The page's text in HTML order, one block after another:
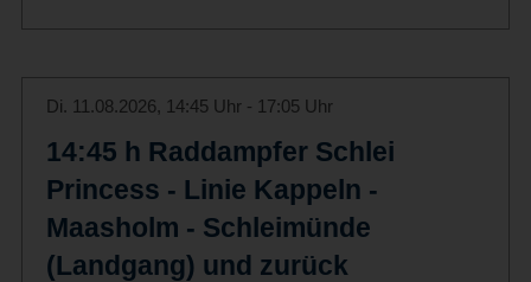
Di. 11.08.2026, 14:45 Uhr - 17:05 Uhr
14:45 h Raddampfer Schlei
Princess - Linie Kappeln -
Maasholm - Schleimünde
(Landgang) und zurück